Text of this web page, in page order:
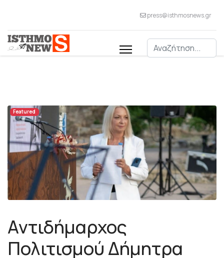
press@isthmosnews.gr
Αναζήτηση
Featured
Αντιδήμαρχος
Πολιτισμού Δήμητρα